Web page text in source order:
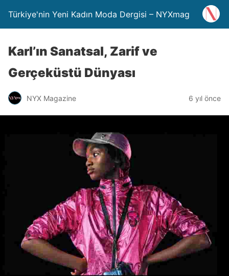
Türkiye'nin Yeni Kadın Moda Dergisi – NYXmag
Karl’ın Sanatsal, Zarif ve
Gerçeküstü Dünyası
NYX Magazine 6 yıl önce